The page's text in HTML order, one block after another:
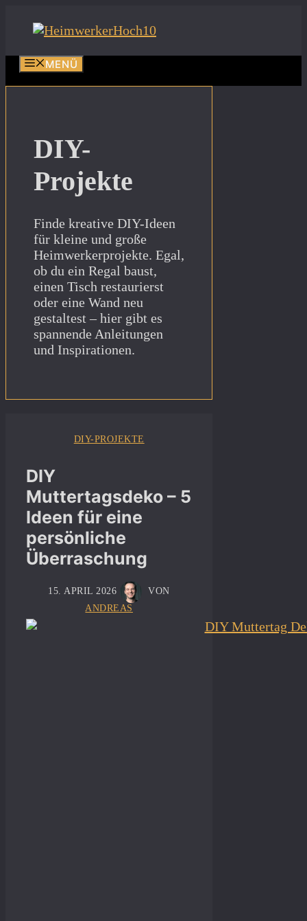
Inhalt
MENÜ
DIY-
Projekte
Finde kreative DIY-Ideen
für kleine und große
Heimwerkerprojekte. Egal,
ob du ein Regal baust,
einen Tisch restaurierst
oder eine Wand neu
gestaltest – hier gibt es
spannende Anleitungen
und Inspirationen.
DIY-PROJEKTE
DIY
Muttertagsdeko – 5
Ideen für eine
persönliche
Überraschung
15. APRIL 2026
VON
ANDREAS